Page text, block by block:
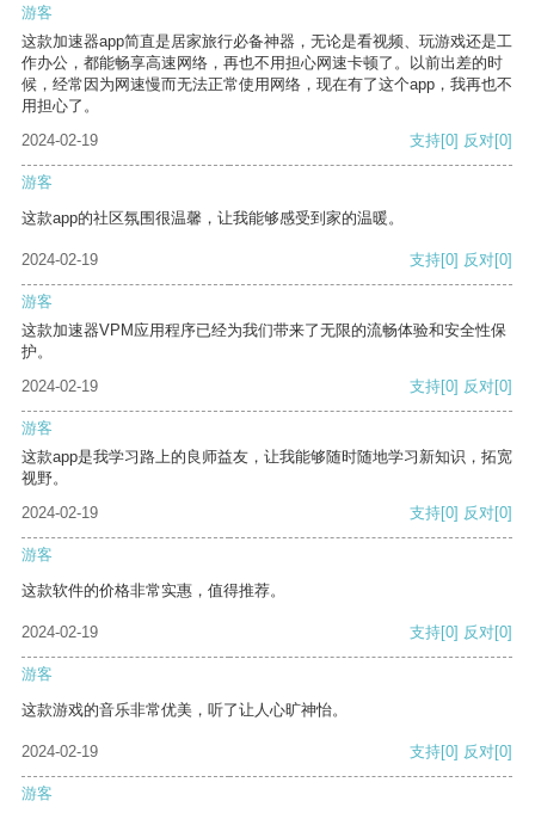
游客
这款加速器app简直是居家旅行必备神器，无论是看视频、玩游戏还是工
作办公，都能畅享高速网络，再也不用担心网速卡顿了。以前出差的时
候，经常因为网速慢而无法正常使用网络，现在有了这个app，我再也不
用担心了。
2024-02-19
支持[0] 反对[0]
游客
这款app的社区氛围很温馨，让我能够感受到家的温暖。
2024-02-19 支持[0] 反对[0]
游客
这款加速器VPM应用程序已经为我们带来了无限的流畅体验和安全性保
护。
2024-02-19
支持[0] 反对[0]
游客
这款app是我学习路上的良师益友，让我能够随时随地学习新知识，拓宽
视野。
2024-02-19
支持[0] 反对[0]
游客
这款软件的价格非常实惠，值得推荐。
2024-02-19 支持[0] 反对[0]
游客
这款游戏的音乐非常优美，听了让人心旷神怡。
2024-02-19 支持[0] 反对[0]
游客